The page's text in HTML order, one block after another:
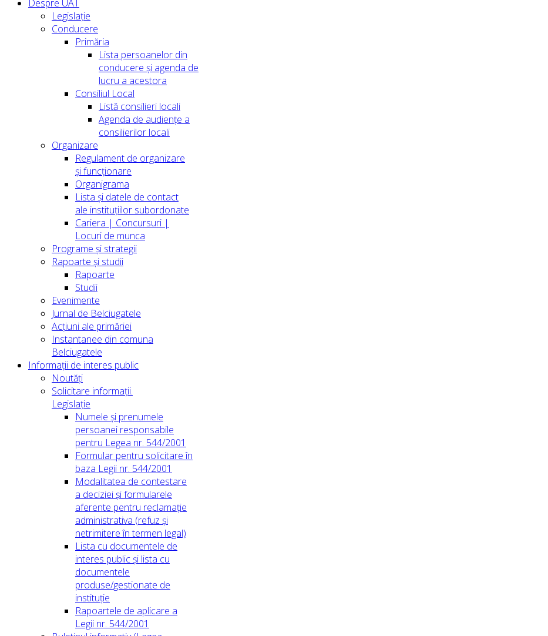
Despre UAT
Legislație
Conducere
Primăria
Lista persoanelor din
conducere şi agenda de
lucru a acestora
Consiliul Local
Listă consilieri locali
Agenda de audiențe a
consilierilor locali
Organizare
Regulament de organizare
și funcționare
Organigrama
Lista și datele de contact
ale instituțiilor subordonate
Cariera | Concursuri |
Locuri de munca
Programe și strategii
Rapoarte și studii
Rapoarte
Studii
Evenimente
Jurnal de Belciugatele
Acțiuni ale primăriei
Instantanee din comuna
Belciugatele
Informații de interes public
Noutăți
Solicitare informații.
Legislație
Numele și prenumele
persoanei responsabile
pentru Legea nr. 544/2001
Formular pentru solicitare în
baza Legii nr. 544/2001
Modalitatea de contestare
a deciziei și formularele
aferente pentru reclamație
administrativa (refuz și
netrimitere în termen legal)
Lista cu documentele de
interes public și lista cu
documentele
produse/gestionate de
instituție
Rapoartele de aplicare a
Legii nr. 544/2001